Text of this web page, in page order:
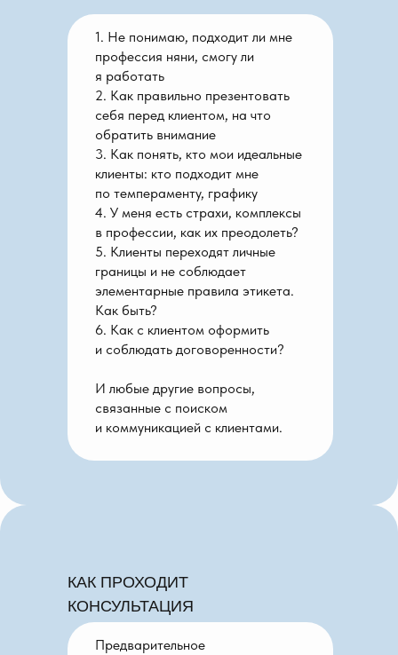
1. Не понимаю, подходит ли мне
профессия няни, смогу ли
я работать
2. Как правильно презентовать
себя перед клиентом, на что
обратить внимание
3. Как понять, кто мои идеальные
клиенты: кто подходит мне
по темпераменту, графику
4. У меня есть страхи, комплексы
в профессии, как их преодолеть?
5. Клиенты переходят личные
границы и не соблюдает
элементарные правила этикета.
Как быть?
6. Как с клиентом оформить
и соблюдать договоренности?
И любые другие вопросы,
связанные с поиском
и коммуникацией с клиентами.
Предварительное
КАК ПРОХОДИТ
КОНСУЛЬТАЦИЯ